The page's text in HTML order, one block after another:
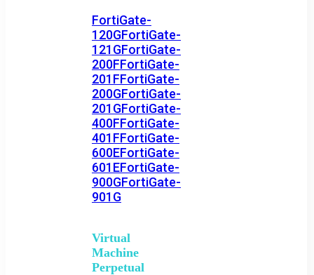
FortiGate-
120GFortiGate-
121GFortiGate-
200FFortiGate-
201FFortiGate-
200GFortiGate-
201GFortiGate-
400FFortiGate-
401FFortiGate-
600EFortiGate-
601EFortiGate-
900GFortiGate-
901G
Virtual
Machine
Perpetual